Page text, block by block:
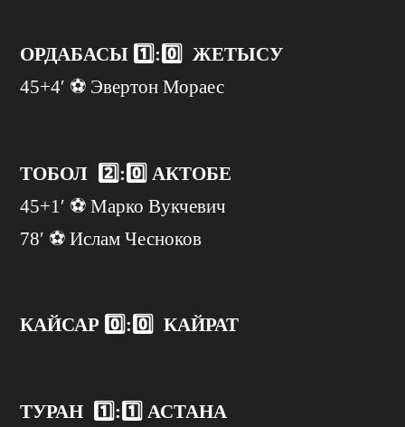
ОРДАБАСЫ 1️⃣: 0️⃣ ЖЕТЫСУ
45+4′ ⚽️ Эвертон Мораес
ТОБОЛ 2️⃣:0️⃣ АКТОБЕ
45+1′ ⚽️ Марко Вукчевич
78′ ⚽️ Ислам Чесноков
КАЙСАР 0️⃣:0️⃣ КАЙРАТ
ТУРАН 1️⃣:1️⃣ АСТАНА